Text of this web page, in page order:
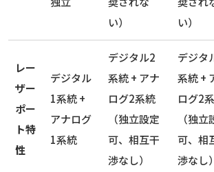
い）
い）
レー
ザー
ポー
ト特
性
デジタル
1系統 +
アナログ
1系統
デジタル2
系統 + アナ
ログ2系統
（独立設定
可、相互干
渉なし）
デジタ
系統 +
ログ2
（独立
可、相
渉なし）